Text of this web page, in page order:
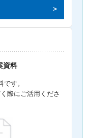
資料
す。
際にご活用くださ